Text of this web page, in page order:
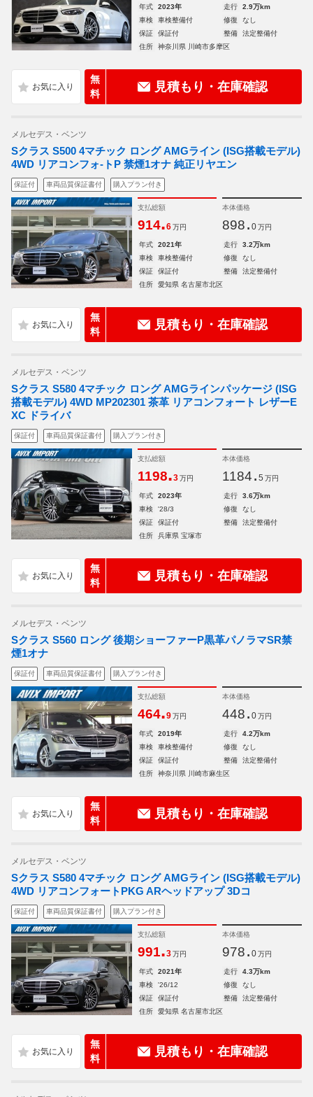
年式 2023年 走行
2.9万km
車検
車検整備付 修復
なし
保証
保証付 整備
法定整備付
住所
神奈川県 川崎市多摩区
無
料
見積もり・在庫確認
メルセデス・ベンツ
Sクラス S500 4マチック ロング AMGライン (ISG搭載モデル)
4WD リアコンフォ-トP 禁煙1オナ 純正リヤエン
保証付 車両品質保証書付 購入プラン付き
支払総額
914.6 万円
本体価格
898. 0 万円
年式 2021年 走行
3.2万km
車検
車検整備付 修復
なし
保証
保証付 整備
法定整備付
住所
愛知県 名古屋市北区
無
料
見積もり・在庫確認
メルセデス・ベンツ
Sクラス S580 4マチック ロング AMGラインパッケージ (ISG
搭載モデル) 4WD MP202301 茶革 リアコンフォート レザーE
XC ドライバ
保証付 車両品質保証書付 購入プラン付き
支払総額
1198.3 万円
本体価格
1184. 5 万円
年式 2023年 走行
3.6万km
車検
'28/3 修復
なし
保証
保証付 整備
法定整備付
住所
兵庫県 宝塚市
無
料
見積もり・在庫確認
メルセデス・ベンツ
Sクラス S560 ロング 後期ショーファーP黒革パノラマSR禁
煙1オナ
保証付 車両品質保証書付 購入プラン付き
支払総額
464.9 万円
本体価格
448. 0 万円
年式 2019年 走行
4.2万km
車検
車検整備付 修復
なし
保証
保証付 整備
法定整備付
住所
神奈川県 川崎市麻生区
無
料
見積もり・在庫確認
メルセデス・ベンツ
Sクラス S580 4マチック ロング AMGライン (ISG搭載モデル)
4WD リアコンフォートPKG ARヘッドアップ 3Dコ
保証付 車両品質保証書付 購入プラン付き
支払総額
991.3 万円
本体価格
978. 0 万円
年式 2021年 走行
4.3万km
車検
'26/12 修復
なし
保証
保証付 整備
法定整備付
住所
愛知県 名古屋市北区
無
料
見積もり・在庫確認